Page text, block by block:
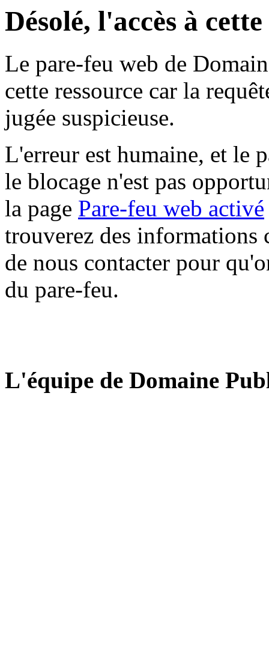
Désolé, l'accès à
Le pare-feu web de
cette ressource car la
jugée suspicieuse.
L'erreur est humaine, et le
le blocage n'est pas
la page Pare-feu web activé
trouverez des informations
de nous contacter pour
du pare-feu.
L'équipe de Domaine